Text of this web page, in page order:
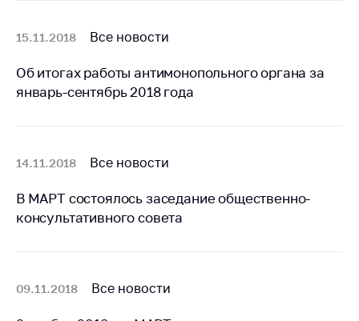
конкурентной
15.11.2018 Все новости
Об итогах работы антимонопольного органа за
январь-сентябрь 2018 года
14.11.2018 Все новости
В МАРТ состоялось заседание общественно-
консультативного совета
09.11.2018 Все новости